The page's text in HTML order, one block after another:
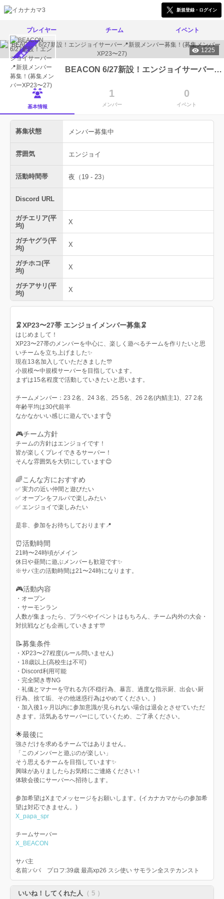
新規登録・ログイン
プレイヤー チーム イベント
メンバー募集中 1225
BEACON 6/27新設！エンジョイサーバー📍新規メンバー募集！(募集メンバーXP23〜27)
基本情報
1
メンバー
0
イベント
募集状態 メンバー募集中
雰囲気 エンジョイ
活動時間帯 夜（19 - 23）
Discord URL
ガチエリア(平
均)
X
ガチヤグラ(平
均)
X
ガチホコ(平
均)
X
ガチアサリ(平
均)
X
🦑XP23〜27帯 エンジョイメンバー募集🦑
はじめまして！
XP23〜27帯のメンバーを中心に、楽しく遊べるチームを作りたいと思
いチームを立ち上げました✨
現在13名加入していただきました🎊
小規模〜中規模サーバーを目指しています。
まずは15名程度で活動していきたいと思います。
チームメンバー：23 2名、24 3名、25 5名、26 2名(内鯖主1)、27 2名
年齢平均は30代前半
なかなかいい感じに遊んでいます👌
🎮チーム方針
チームの方針はエンジョイです！
皆が楽しくプレイできるサーバー！
そんな雰囲気を大切にしています😊
🌈こんな方におすすめ
✅ 実力の近い仲間と遊びたい
✅ オープンをフルパで楽しみたい
✅ エンジョイで楽しみたい
是非、参加をお待ちしております📍
⏰活動時間
21時〜24時頃がメイン
休日や昼間に遊ぶメンバーも歓迎です✨
※サバ主の活動時間は21〜24時になります。
🎮活動内容
・オープン
・サーモンラン
人数が集まったら、プラベやイベントはもちろん、チーム内外の大会・
対抗戦なども企画していきます🎊
📝募集条件
・XP23〜27程度(ルール問いません)
・18歳以上(高校生は不可)
・Discord利用可能
・完全聞き専NG
・礼儀とマナーを守れる方(不穏行為、暴言、過度な指示厨、出会い厨
行為、捨て垢、その他迷惑行為はやめてください。)
・加入後1ヶ月以内に参加意識が見られない場合は退会とさせていただ
きます。活気あるサーバーにしていくため、ご了承ください。
🌟最後に
強さだけを求めるチームではありません。
「このメンバーと遊ぶのが楽しい」
そう思えるチームを目指しています✨
興味がありましたらお気軽にご連絡ください！
体験会後にサーバーへ招待します。
参加希望はXまでメッセージをお願いします。(イカナカマからの参加希
望は対応できません。)
X_papa_spr
チームサーバー
X_BEACON
サバ主
名前:パパ プロフ:39歳 最高xp26 スシ使い サモラン全ステカンスト
いいね！してくれた人 （ 5 ）